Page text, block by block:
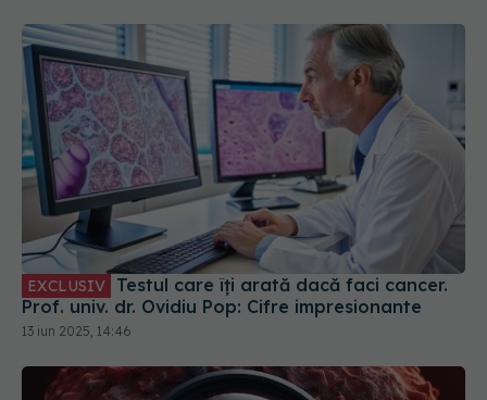
EXCLUSIV
Prof. univ. dr. Ovidiu Pop: Cifre impresionante
13 iun 2025, 14:46